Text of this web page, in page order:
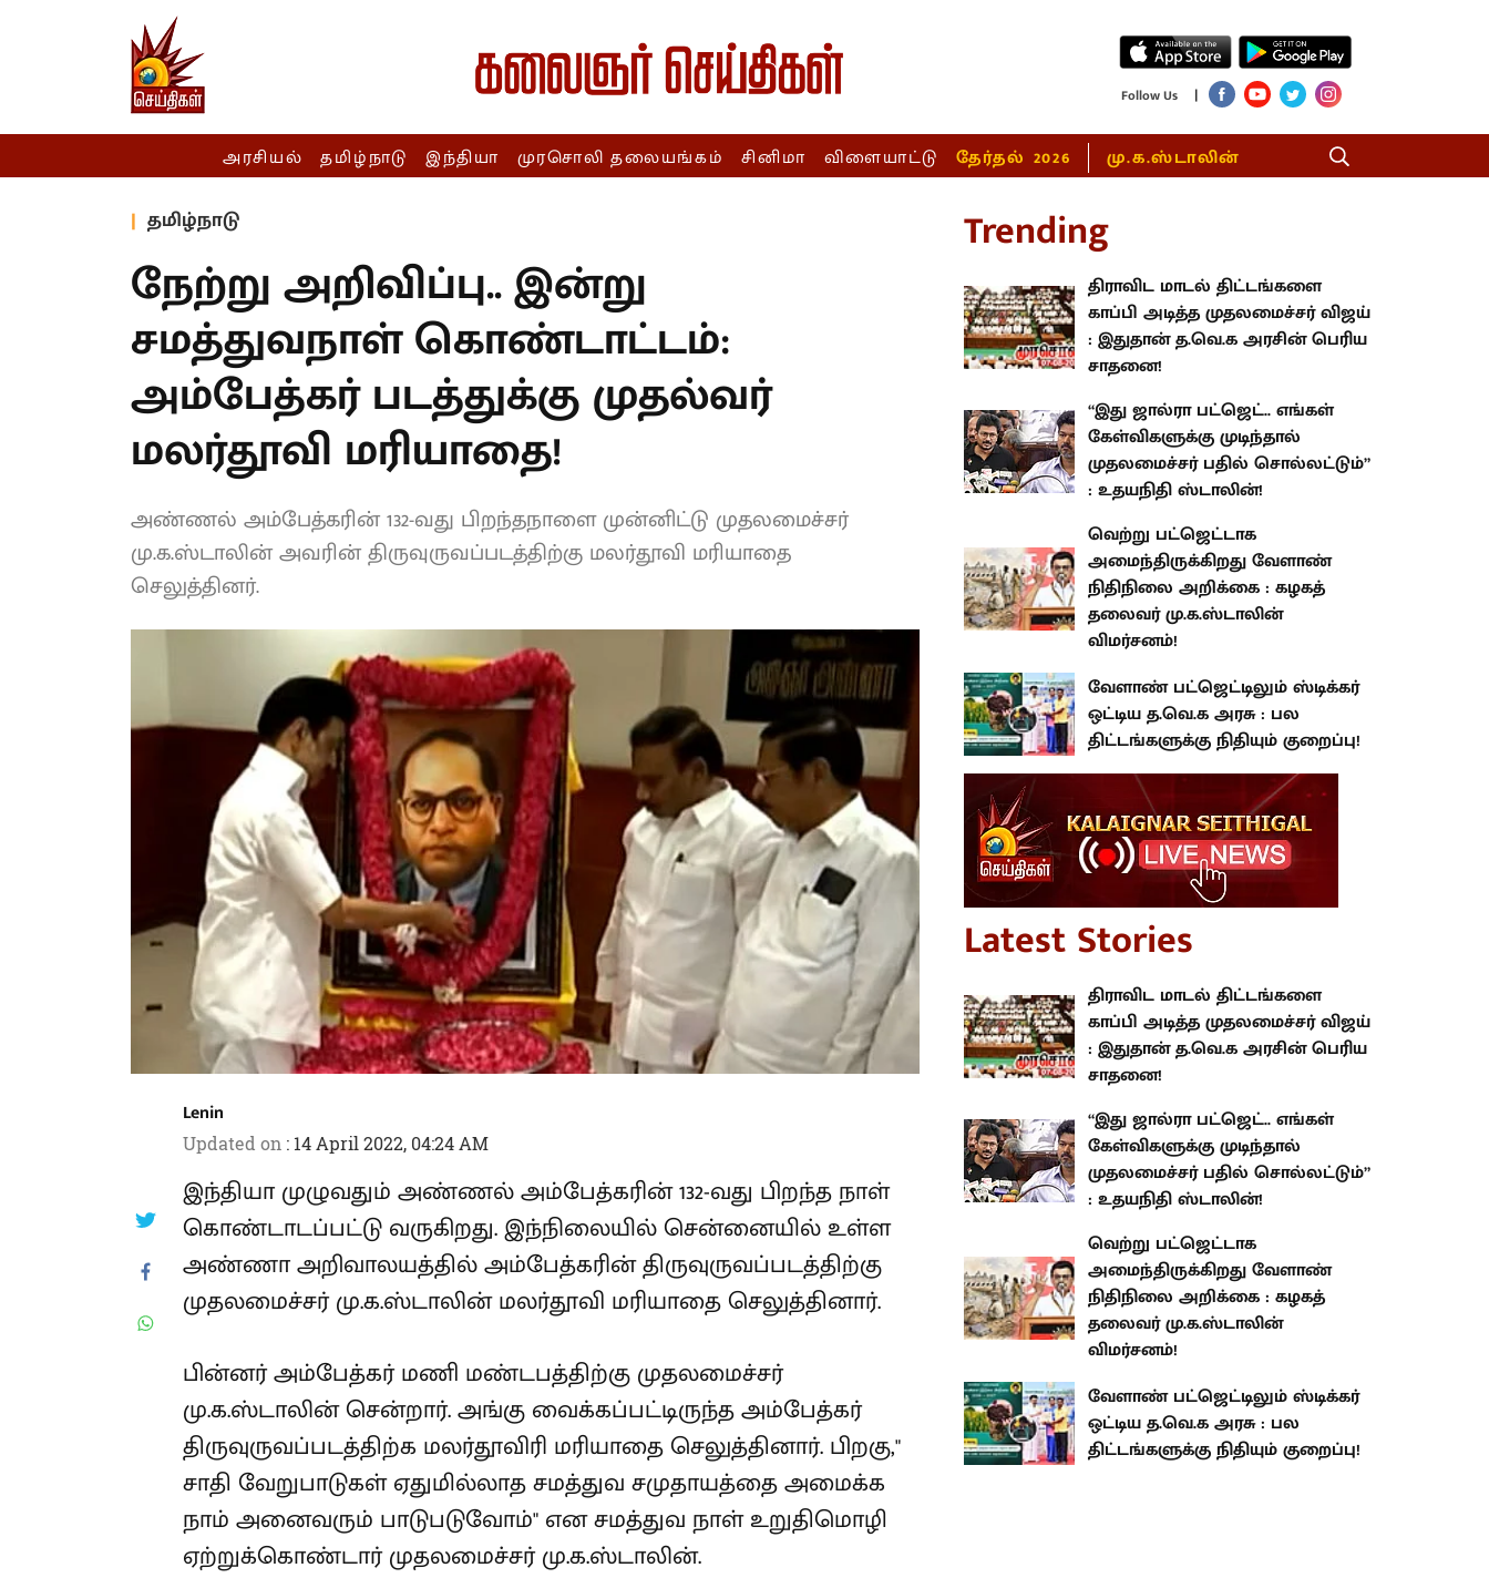
Follow Us |
அரசியல் தமிழ்நாடு இந்தியா முரசொலி தலையங்கம் சினிமா விளையாட்டு தேர்தல் 2026 மு.க.ஸ்டாலின்
தமிழ்நாடு
நேற்று அறிவிப்பு.. இன்று
சமத்துவநாள் கொண்டாட்டம்:
அம்பேத்கர் படத்துக்கு முதல்வர்
மலர்தூவி மரியாதை!
அண்ணல் அம்பேத்கரின் 132-வது பிறந்தநாளை முன்னிட்டு முதலமைச்சர்
மு.க.ஸ்டாலின் அவரின் திருவுருவப்படத்திற்கு மலர்தூவி மரியாதை
செலுத்தினர்.
Lenin
Updated on : 14 April 2022, 04:24 AM
இந்தியா முழுவதும் அண்ணல் அம்பேத்கரின் 132-வது பிறந்த நாள்
கொண்டாடப்பட்டு வருகிறது. இந்நிலையில் சென்னையில் உள்ள
அண்ணா அறிவாலயத்தில் அம்பேத்கரின் திருவுருவப்படத்திற்கு
முதலமைச்சர் மு.க.ஸ்டாலின் மலர்தூவி மரியாதை செலுத்தினார்.
பின்னர் அம்பேத்கர் மணி மண்டபத்திற்கு முதலமைச்சர்
மு.க.ஸ்டாலின் சென்றார். அங்கு வைக்கப்பட்டிருந்த அம்பேத்கர்
திருவுருவப்படத்திற்க மலர்தூவிரி மரியாதை செலுத்தினார். பிறகு,"
சாதி வேறுபாடுகள் ஏதுமில்லாத சமத்துவ சமுதாயத்தை அமைக்க
நாம் அனைவரும் பாடுபடுவோம்" என சமத்துவ நாள் உறுதிமொழி
ஏற்றுக்கொண்டார் முதலமைச்சர் மு.க.ஸ்டாலின்.
Trending
திராவிட மாடல் திட்டங்களை
காப்பி அடித்த முதலமைச்சர் விஜய்
: இதுதான் த.வெ.க அரசின் பெரிய
சாதனை!
“இது ஜால்ரா பட்ஜெட்.. எங்கள்
கேள்விகளுக்கு முடிந்தால்
முதலமைச்சர் பதில் சொல்லட்டும்”
: உதயநிதி ஸ்டாலின்!
வெற்று பட்ஜெட்டாக
அமைந்திருக்கிறது வேளாண்
நிதிநிலை அறிக்கை : கழகத்
தலைவர் மு.க.ஸ்டாலின்
விமர்சனம்!
வேளாண் பட்ஜெட்டிலும் ஸ்டிக்கர்
ஒட்டிய த.வெ.க அரசு : பல
திட்டங்களுக்கு நிதியும் குறைப்பு!
Latest Stories
திராவிட மாடல் திட்டங்களை
காப்பி அடித்த முதலமைச்சர் விஜய்
: இதுதான் த.வெ.க அரசின் பெரிய
சாதனை!
“இது ஜால்ரா பட்ஜெட்.. எங்கள்
கேள்விகளுக்கு முடிந்தால்
முதலமைச்சர் பதில் சொல்லட்டும்”
: உதயநிதி ஸ்டாலின்!
வெற்று பட்ஜெட்டாக
அமைந்திருக்கிறது வேளாண்
நிதிநிலை அறிக்கை : கழகத்
தலைவர் மு.க.ஸ்டாலின்
விமர்சனம்!
வேளாண் பட்ஜெட்டிலும் ஸ்டிக்கர்
ஒட்டிய த.வெ.க அரசு : பல
திட்டங்களுக்கு நிதியும் குறைப்பு!